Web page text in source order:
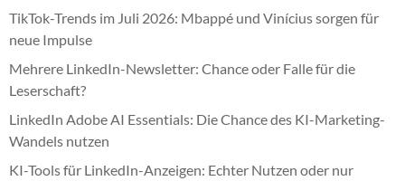
TikTok-Trends im Juli 2026: Mbappé und Vinícius sorgen für
neue Impulse
Mehrere LinkedIn-Newsletter: Chance oder Falle für die
Leserschaft?
LinkedIn Adobe AI Essentials: Die Chance des KI-Marketing-
Wandels nutzen
KI-Tools für LinkedIn-Anzeigen: Echter Nutzen oder nur